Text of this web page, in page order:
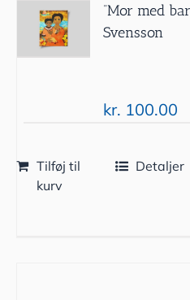
”Mor med
Svensson
kr. 100.00
Tilføj til
kurv
Detaljer